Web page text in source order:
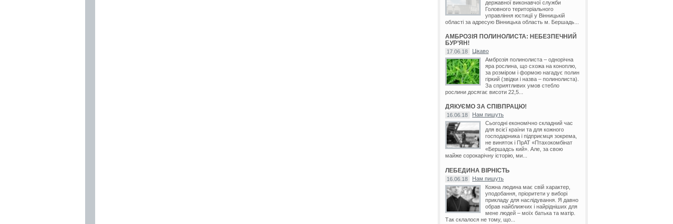
державної виконавчої служби
Головного територіального
управління юстиції у Вінницькій
області за адресую Вінницька область м. Бершадь...
АМБРОЗІЯ ПОЛИНОЛИСТА: НЕБЕЗПЕЧНИЙ
БУР’ЯН!
17.06.18
Цікаво
Амброзія полинолиста – однорічна
яра рослина, що схожа на коноплю,
за розміром і формою нагадує полин
гіркий (звідки і назва – полинолиста).
За сприятливих умов стебло
рослини досягає висоти 22,5...
ДЯКУЄМО ЗА СПІВПРАЦЮ!
16.06.18
Нам пишуть
Сьогодні економічно складний час
для всієї країни та для кожного
господарника і підприємця зокрема,
не виняток і ПрАТ «Птахокомбінат
«Бершадсь кий». Але, за свою
майже сорокарічну історію, ми...
ЛЕБЕДИНА ВІРНІСТЬ
16.06.18
Нам пишуть
Кожна людина має свій характер,
уподобання, пріоритети у виборі
прикладу для наслідування. Я давно
обрав найближчих і найрідніших для
мене людей – моїх батька та матір.
Так склалося не тому, що...